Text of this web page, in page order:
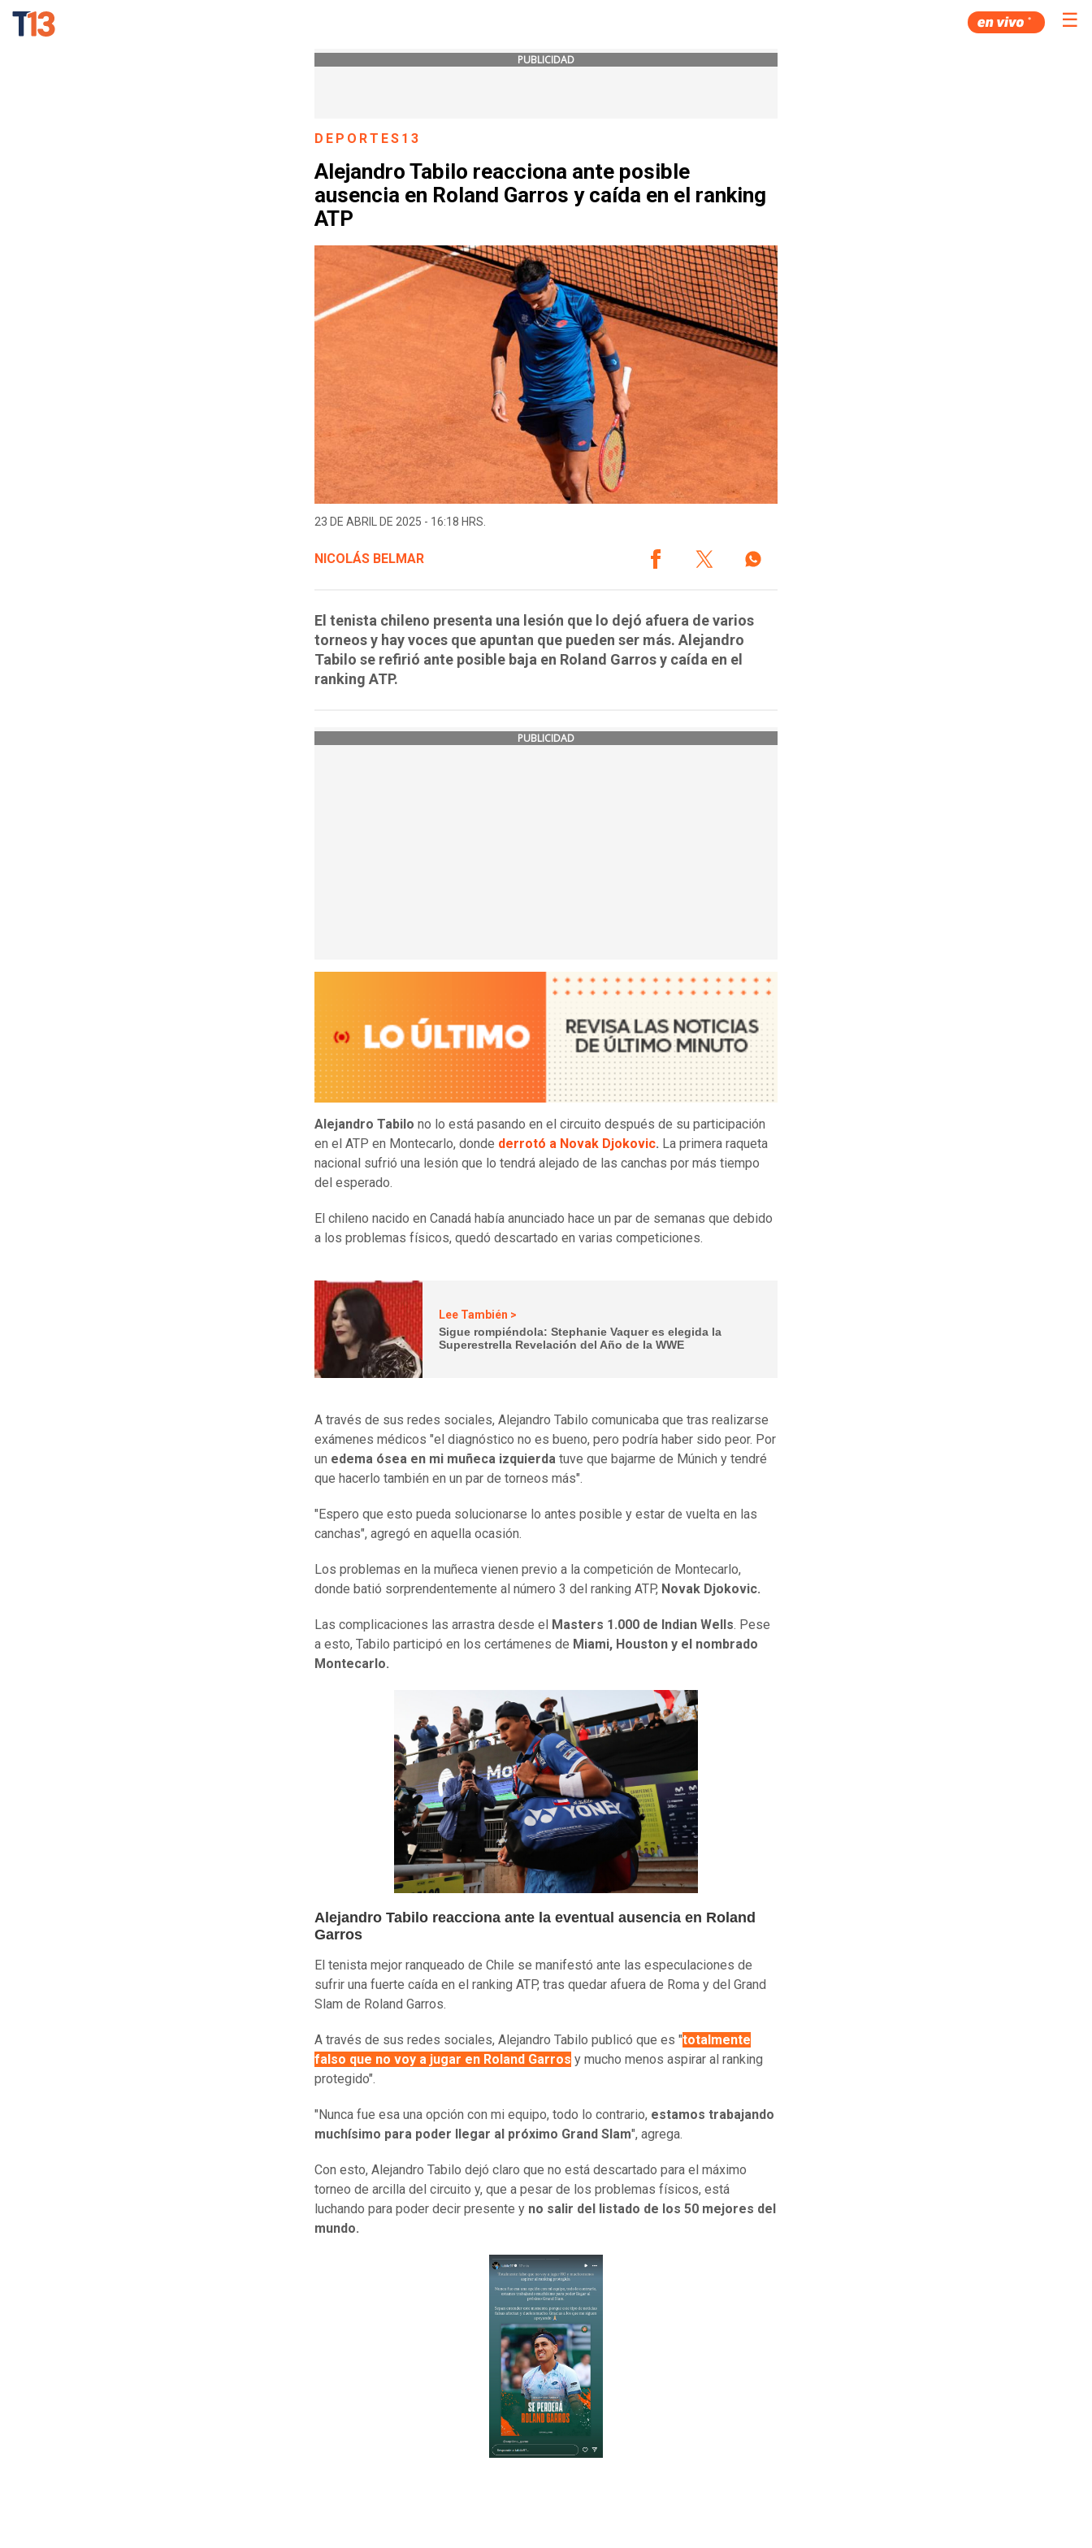
☰
PUBLICIDAD
DEPORTES13
Alejandro Tabilo reacciona ante posible
ausencia en Roland Garros y caída en el ranking
ATP
23 DE ABRIL DE 2025 - 16:18 HRS.
NICOLÁS BELMAR
El tenista chileno presenta una lesión que lo dejó afuera de varios
torneos y hay voces que apuntan que pueden ser más. Alejandro
Tabilo se refirió ante posible baja en Roland Garros y caída en el
ranking ATP.
PUBLICIDAD
Alejandro Tabilo no lo está pasando en el circuito después de su participación
en el ATP en Montecarlo, donde derrotó a Novak Djokovic. La primera raqueta
nacional sufrió una lesión que lo tendrá alejado de las canchas por más tiempo
del esperado.
El chileno nacido en Canadá había anunciado hace un par de semanas que debido
a los problemas físicos, quedó descartado en varias competiciones.
Lee También >
Sigue rompiéndola: Stephanie Vaquer es elegida la
Superestrella Revelación del Año de la WWE
A través de sus redes sociales, Alejandro Tabilo comunicaba que tras realizarse
exámenes médicos "el diagnóstico no es bueno, pero podría haber sido peor. Por
un edema ósea en mi muñeca izquierda tuve que bajarme de Múnich y tendré
que hacerlo también en un par de torneos más".
"Espero que esto pueda solucionarse lo antes posible y estar de vuelta en las
canchas", agregó en aquella ocasión.
Los problemas en la muñeca vienen previo a la competición de Montecarlo,
donde batió sorprendentemente al número 3 del ranking ATP, Novak Djokovic.
Las complicaciones las arrastra desde el Masters 1.000 de Indian Wells. Pese
a esto, Tabilo participó en los certámenes de Miami, Houston y el nombrado
Montecarlo.
Alejandro Tabilo reacciona ante la eventual ausencia en Roland
Garros
El tenista mejor ranqueado de Chile se manifestó ante las especulaciones de
sufrir una fuerte caída en el ranking ATP, tras quedar afuera de Roma y del Grand
Slam de Roland Garros.
A través de sus redes sociales, Alejandro Tabilo publicó que es "totalmente
falso que no voy a jugar en Roland Garros y mucho menos aspirar al ranking
protegido".
"Nunca fue esa una opción con mi equipo, todo lo contrario, estamos trabajando
muchísimo para poder llegar al próximo Grand Slam", agrega.
Con esto, Alejandro Tabilo dejó claro que no está descartado para el máximo
torneo de arcilla del circuito y, que a pesar de los problemas físicos, está
luchando para poder decir presente y no salir del listado de los 50 mejores del
mundo.